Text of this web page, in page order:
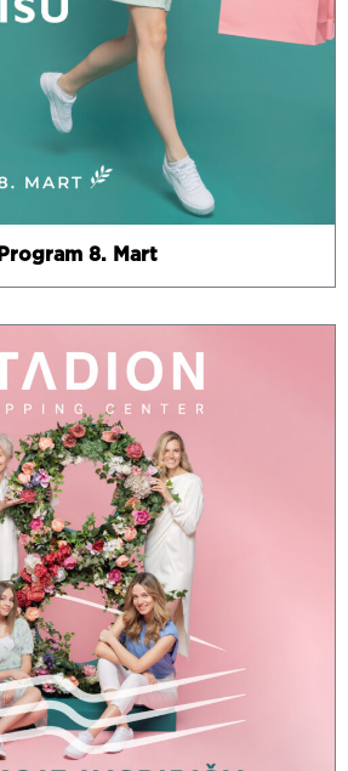
Program 8. Mart